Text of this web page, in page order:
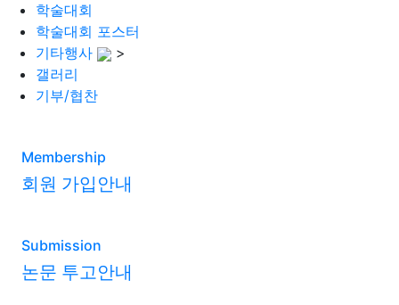
학술대회
학술대회 포스터
기타행사
>
갤러리
기부/협찬
Membership
회원 가입안내
Submission
논문 투고안내